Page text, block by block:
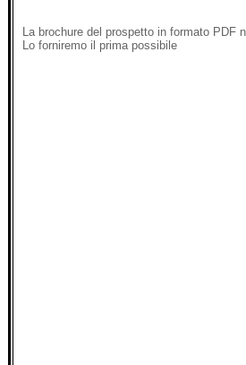
La brochure del prospetto in formato PDF
Lo forniremo il prima possibile